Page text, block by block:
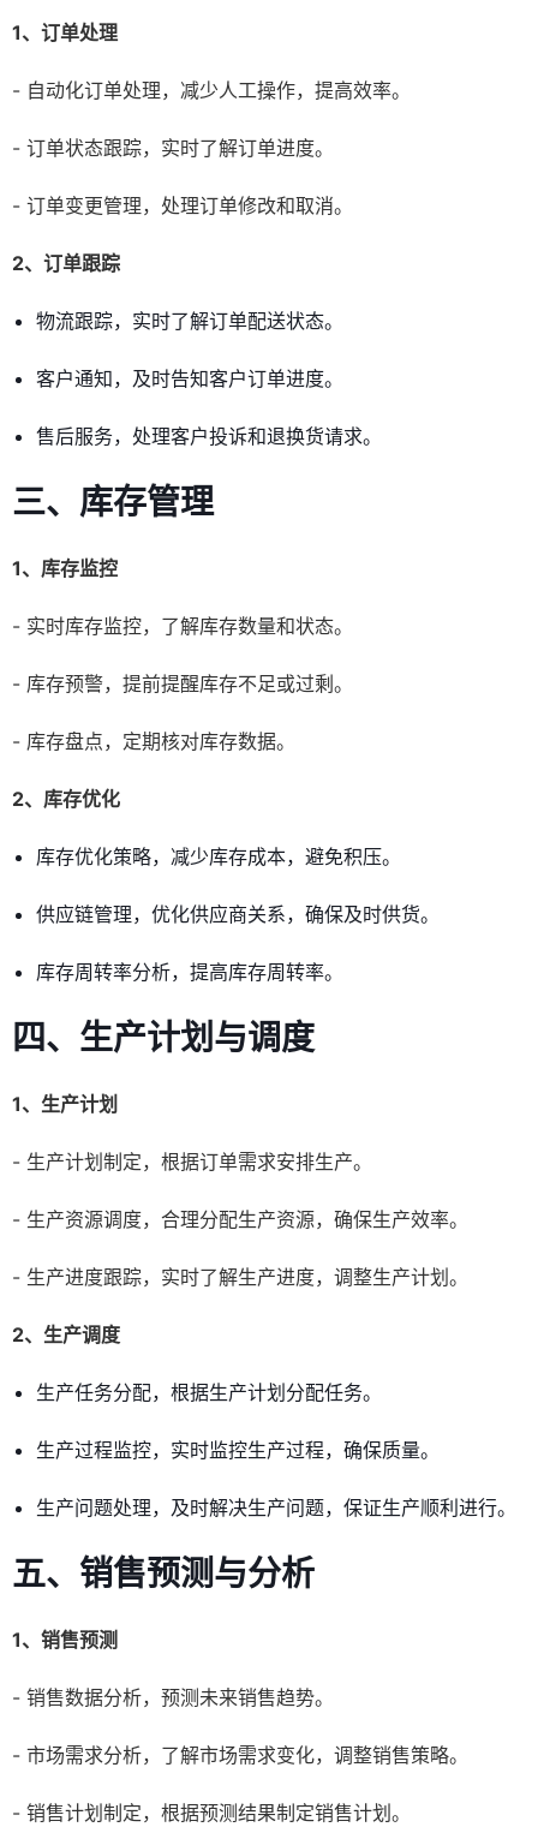
1、订单处理
- 自动化订单处理，减少人工操作，提高效率。
- 订单状态跟踪，实时了解订单进度。
- 订单变更管理，处理订单修改和取消。
2、订单跟踪
物流跟踪，实时了解订单配送状态。
客户通知，及时告知客户订单进度。
售后服务，处理客户投诉和退换货请求。
三、库存管理
1、库存监控
- 实时库存监控，了解库存数量和状态。
- 库存预警，提前提醒库存不足或过剩。
- 库存盘点，定期核对库存数据。
2、库存优化
库存优化策略，减少库存成本，避免积压。
供应链管理，优化供应商关系，确保及时供货。
库存周转率分析，提高库存周转率。
四、生产计划与调度
1、生产计划
- 生产计划制定，根据订单需求安排生产。
- 生产资源调度，合理分配生产资源，确保生产效率。
- 生产进度跟踪，实时了解生产进度，调整生产计划。
2、生产调度
生产任务分配，根据生产计划分配任务。
生产过程监控，实时监控生产过程，确保质量。
生产问题处理，及时解决生产问题，保证生产顺利进行。
五、销售预测与分析
1、销售预测
- 销售数据分析，预测未来销售趋势。
- 市场需求分析，了解市场需求变化，调整销售策略。
- 销售计划制定，根据预测结果制定销售计划。